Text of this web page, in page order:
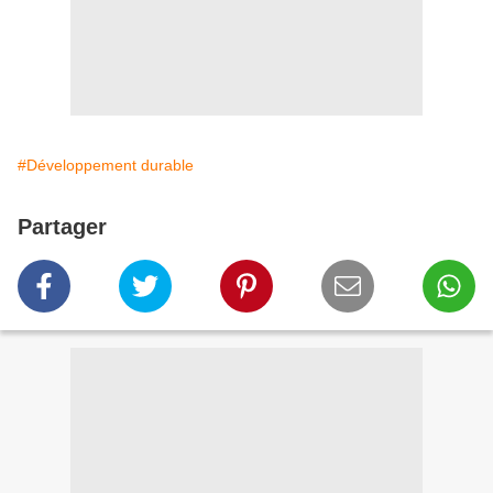
#Développement durable
Partager